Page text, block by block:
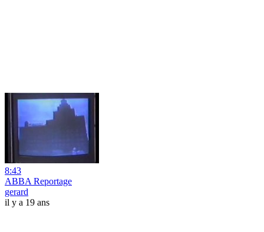
8:43
ABBA Reportage
gerard
il y a 19 ans